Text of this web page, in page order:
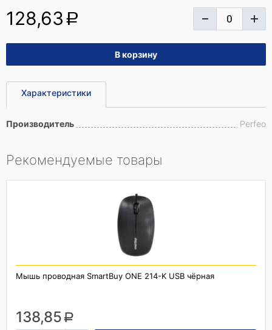
128,63 a
Характеристики
Производитель Perfeo
Рекомендуемые товары
Мышь проводная SmartBuy ONE 214-K USB чёрная
138,85 a